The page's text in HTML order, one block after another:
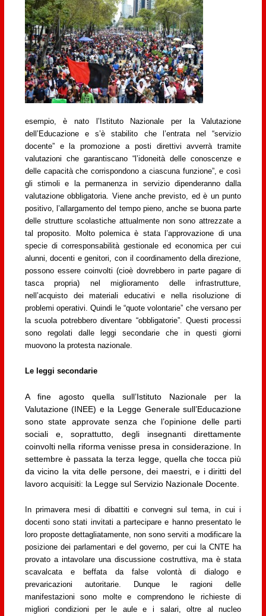
esempio, è nato l’Istituto Nazionale per la Valutazione
dell’Educazione e s’è stabilito che l’entrata nel “servizio
docente” e la promozione a posti direttivi avverrà tramite
valutazioni che garantiscano “l’idoneità delle conoscenze e
delle capacità che corrispondono a ciascuna funzione”, e così
gli stimoli e la permanenza in servizio dipenderanno dalla
valutazione obbligatoria. Viene anche previsto, ed è un punto
positivo, l’allargamento del tempo pieno, anche se buona parte
delle strutture scolastiche attualmente non sono attrezzate a
tal proposito. Molto polemica è stata l’approvazione di una
specie di corresponsabilità gestionale ed economica per cui
alunni, docenti e genitori, con il coordinamento della direzione,
possono essere coinvolti (cioè dovrebbero in parte pagare di
tasca propria) nel miglioramento delle infrastrutture,
nell’acquisto dei materiali educativi e nella risoluzione di
problemi operativi. Quindi le “quote volontarie” che versano per
la scuola potrebbero diventare “obbligatorie”. Questi processi
sono regolati dalle leggi secondarie che in questi giorni
muovono la protesta nazionale.
Le leggi secondarie
A fine agosto quella sull’Istituto Nazionale per la
Valutazione (INEE) e la Legge Generale sull’Educazione
sono state approvate senza che l’opinione delle parti
sociali e, soprattutto, degli insegnanti direttamente
coinvolti nella riforma venisse presa in considerazione. In
settembre è passata la terza legge, quella che tocca più
da vicino la vita delle persone, dei maestri, e i diritti del
lavoro acquisiti: la Legge sul Servizio Nazionale Docente.
In primavera mesi di dibattiti e convegni sul tema, in cui i
docenti sono stati invitati a partecipare e hanno presentato le
loro proposte dettagliatamente, non sono serviti a modificare la
posizione dei parlamentari e del governo, per cui la CNTE ha
provato a intavolare una discussione costruttiva, ma è stata
scavalcata e beffata da false volontà di dialogo e
prevaricazioni autoritarie. Dunque le ragioni delle
manifestazioni sono molte e comprendono le richieste di
migliori condizioni per le aule e i salari, oltre al nucleo